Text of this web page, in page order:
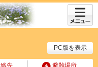
PC版を表示
メニュ
ー